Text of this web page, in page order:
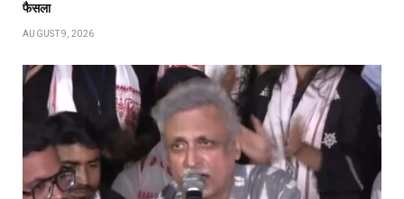
फैसला
AUGUST 9, 2026